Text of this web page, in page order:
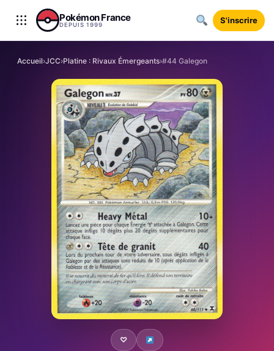
Aller au contenu
Pokémon France
DEPUIS 1999 S'inscrire
Accueil›JCC›Platine : Rivaux Émergeants›#44 Galegon
♡